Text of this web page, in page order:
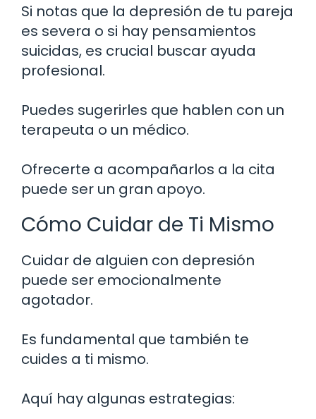
Si notas que la depresión de tu pareja
es severa o si hay pensamientos
suicidas, es crucial buscar ayuda
profesional.
Puedes sugerirles que hablen con un
terapeuta o un médico.
Ofrecerte a acompañarlos a la cita
puede ser un gran apoyo.
Cómo Cuidar de Ti Mismo
Cuidar de alguien con depresión
puede ser emocionalmente
agotador.
Es fundamental que también te
cuides a ti mismo.
Aquí hay algunas estrategias: